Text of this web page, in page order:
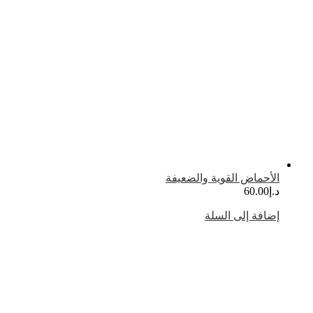
القوية والضعيفة
إلى السلة